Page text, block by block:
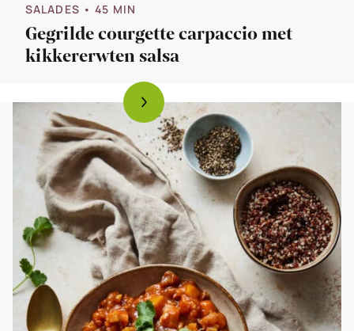
SALADES • 45 MIN
Gegrilde courgette carpaccio met
kikkererwten salsa